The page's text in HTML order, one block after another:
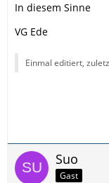
In diesem Sinne
VG Ede
Einmal editiert,
Suo
Gast